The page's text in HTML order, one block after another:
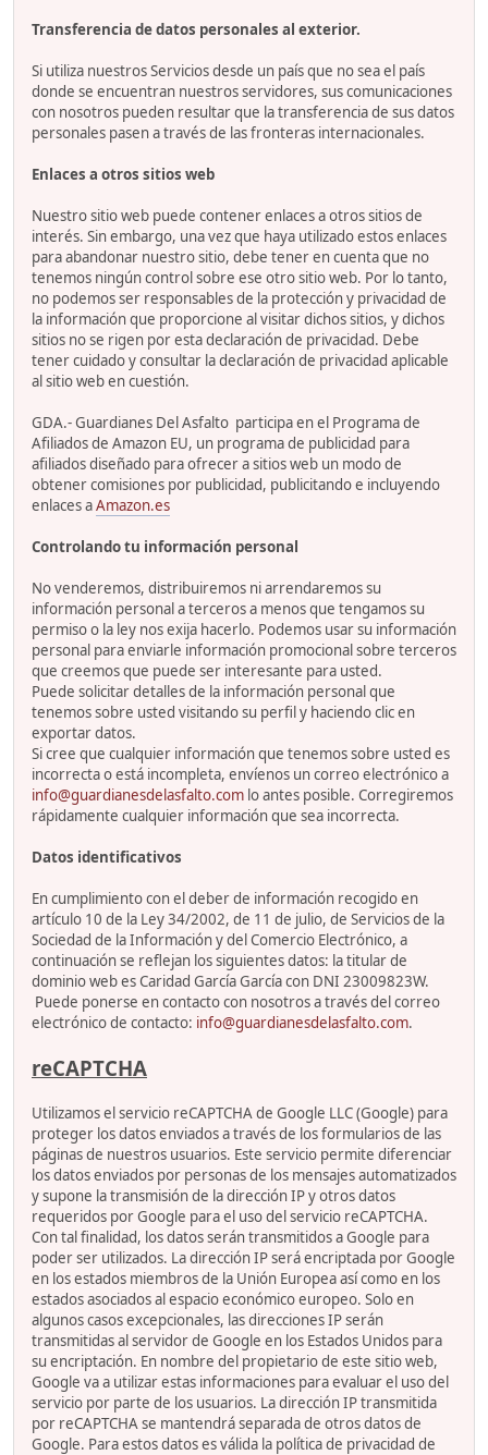
Transferencia de datos personales al exterior.
Si utiliza nuestros Servicios desde un país que no sea el país
donde se encuentran nuestros servidores, sus comunicaciones
con nosotros pueden resultar que la transferencia de sus datos
personales pasen a través de las fronteras internacionales.
Enlaces a otros sitios web
Nuestro sitio web puede contener enlaces a otros sitios de
interés. Sin embargo, una vez que haya utilizado estos enlaces
para abandonar nuestro sitio, debe tener en cuenta que no
tenemos ningún control sobre ese otro sitio web. Por lo tanto,
no podemos ser responsables de la protección y privacidad de
la información que proporcione al visitar dichos sitios, y dichos
sitios no se rigen por esta declaración de privacidad. Debe
tener cuidado y consultar la declaración de privacidad aplicable
al sitio web en cuestión.
GDA.- Guardianes Del Asfalto participa en el Programa de
Afiliados de Amazon EU, un programa de publicidad para
afiliados diseñado para ofrecer a sitios web un modo de
obtener comisiones por publicidad, publicitando e incluyendo
enlaces aAmazon.es
Controlando tu información personal
No venderemos, distribuiremos ni arrendaremos su
información personal a terceros a menos que tengamos su
permiso o la ley nos exija hacerlo. Podemos usar su información
personal para enviarle información promocional sobre terceros
que creemos que puede ser interesante para usted.
Puede solicitar detalles de la información personal que
tenemos sobre usted visitando su perfil y haciendo clic en
exportar datos.
Si cree que cualquier información que tenemos sobre usted es
incorrecta o está incompleta, envíenos un correo electrónico a
info@guardianesdelasfalto.com lo antes posible. Corregiremos
rápidamente cualquier información que sea incorrecta.
Datos identificativos
En cumplimiento con el deber de información recogido en
artículo 10 de la Ley 34/2002, de 11 de julio, de Servicios de la
Sociedad de la Información y del Comercio Electrónico, a
continuación se reflejan los siguientes datos: la titular de
dominio web es Caridad García García con DNI 23009823W.
Puede ponerse en contacto con nosotros a través del correo
electrónico de contacto: info@guardianesdelasfalto.com.
reCAPTCHA
Utilizamos el servicio reCAPTCHA de Google LLC (Google) para
proteger los datos enviados a través de los formularios de las
páginas de nuestros usuarios. Este servicio permite diferenciar
los datos enviados por personas de los mensajes automatizados
y supone la transmisión de la dirección IP y otros datos
requeridos por Google para el uso del servicio reCAPTCHA.
Con tal finalidad, los datos serán transmitidos a Google para
poder ser utilizados. La dirección IP será encriptada por Google
en los estados miembros de la Unión Europea así como en los
estados asociados al espacio económico europeo. Solo en
algunos casos excepcionales, las direcciones IP serán
transmitidas al servidor de Google en los Estados Unidos para
su encriptación. En nombre del propietario de este sitio web,
Google va a utilizar estas informaciones para evaluar el uso del
servicio por parte de los usuarios. La dirección IP transmitida
por reCAPTCHA se mantendrá separada de otros datos de
Google. Para estos datos es válida la política de privacidad de